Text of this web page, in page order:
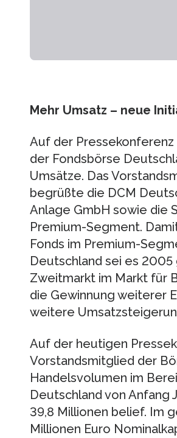
Mehr Umsatz – neue
Auf der
der Fondsbörse
Umsätze. Das
begrüßte die DCM
Anlage GmbH sowie die
Premium-Segment.
Fonds im Premium-
Deutschland sei es
Zweitmarkt im Markt für
die Gewinnung weiterer
weitere
Auf der heutigen
Vorstandsmitglied der
Handelsvolumen im
Deutschland von Anfang
39,8 Millionen belief. Im
Millionen Euro